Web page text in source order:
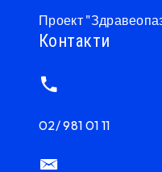
Проект
Контакти
02/ 981 01 11